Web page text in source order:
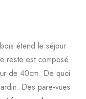
étend le séjour
reste est composé
de 40cm. De quoi
Des pare-vues